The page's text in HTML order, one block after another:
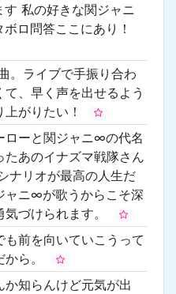
私の好きな関ジャニ
ロ問答ここにあり！
。ライブで手振り合わ
、早く声を出せるよう
がりたい！
ローと関ジャニ∞の代名
あのイナズマ戦隊さん
ナリオが最高の人生だ
ャニ∞が歌うからこそ深
づけられます。
前を向いていこうって
ら。
か知らんけど元気が出